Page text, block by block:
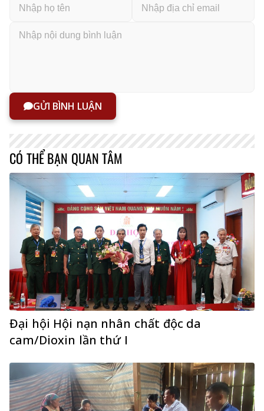
GỬI BÌNH LUẬN
CÓ THỂ BẠN QUAN TÂM
Đại hội Hội nạn nhân chất độc da
cam/Dioxin lần thứ I